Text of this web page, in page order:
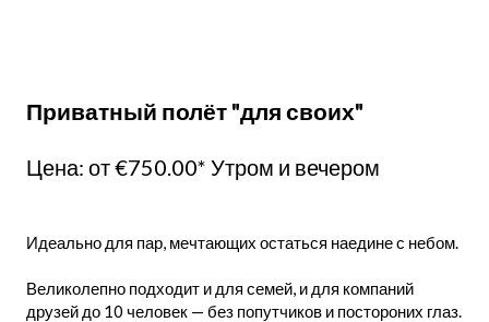
Приватный полёт "для своих"
Цена: от €750.00* Утром и вечером
Идеально для пар, мечтающих остаться наедине с небом.
Великолепно подходит и для семей, и для компаний
друзей до 10 человек — без попутчиков и постороних глаз.